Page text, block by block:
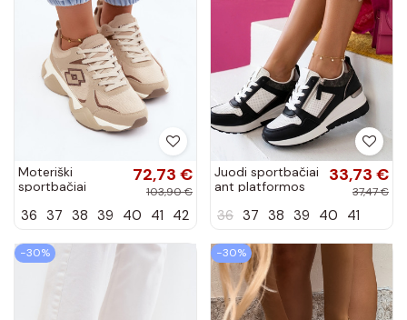
Moteriški
sportbačiai
2401530 smėlio
72,73 €
103,90 €
36 37 38 39 40 41 42
Juodi sportbačiai
ant platformos
33,73 €
37,47 €
36 37 38 39 40 41
−30% −30%